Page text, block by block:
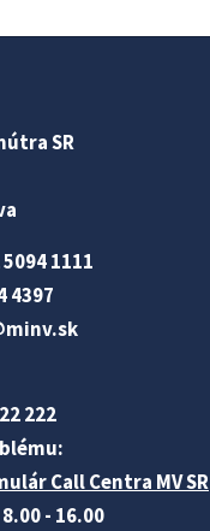
SR
1111
4397
.sk
222
Call Centra MV SR
8.00 - 16.00